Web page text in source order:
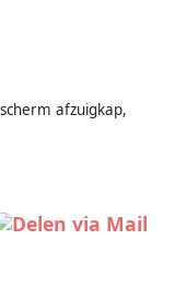
afzuigkap,